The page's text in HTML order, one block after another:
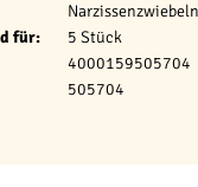
Narzissenzwiebeln
für:
5 Stück
4000159505704
505704